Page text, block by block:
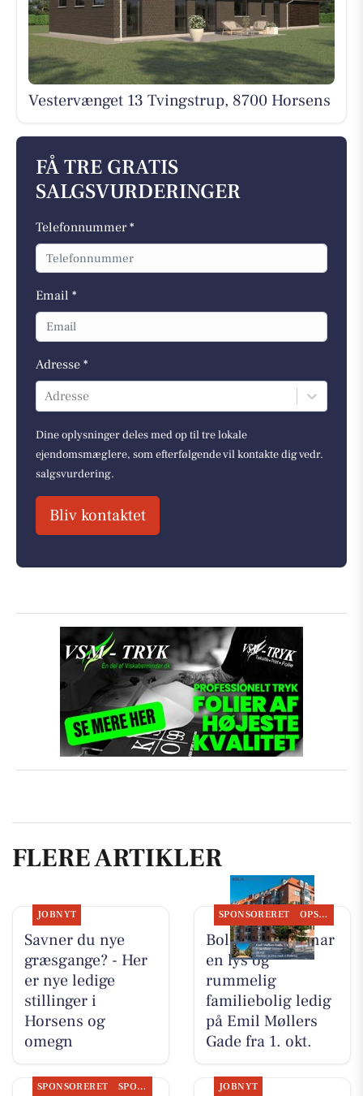
Vestervænget 13 Tvingstrup, 8700 Horsens
FÅ TRE GRATIS
SALGSVURDERINGER
Telefonnummer *
Email *
Adresse *
Adresse
Dine oplysninger deles med op til tre lokale
ejendomsmæglere, som efterfølgende vil kontakte dig vedr.
salgsvurdering.
Bliv kontaktet
FLERE ARTIKLER
JOBNYT
Savner du nye
græsgange? - Her
er nye ledige
stillinger i
Horsens og
omegn
SPONSORERET OPSLAGSTAVLEN
Bolig Horsens har
en lys og
rummelig
familiebolig ledig
på Emil Møllers
Gade fra 1. okt.
SPONSORERET SPONSORERET INDHOLD JOBNYT